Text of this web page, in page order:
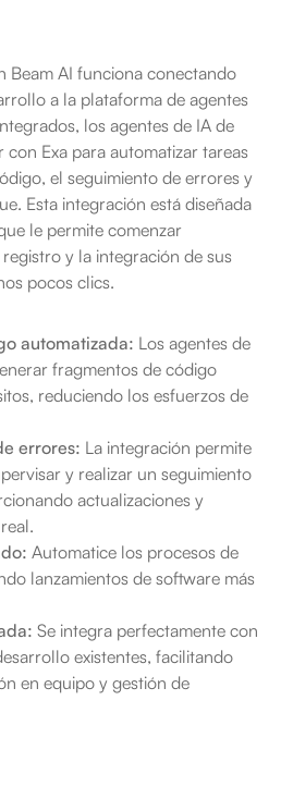
Beam AI funciona conectando
a la plataforma de agentes
los agentes de IA de
Exa para automatizar tareas
el seguimiento de errores y
Esta integración está diseñada
le permite comenzar
y la integración de sus
pocos clics.
automatizada: Los agentes de
fragmentos de código
reduciendo los esfuerzos de
errores: La integración permite
y realizar un seguimiento
actualizaciones y
Automatice los procesos de
lanzamientos de software más
Se integra perfectamente con
existentes, facilitando
en equipo y gestión de